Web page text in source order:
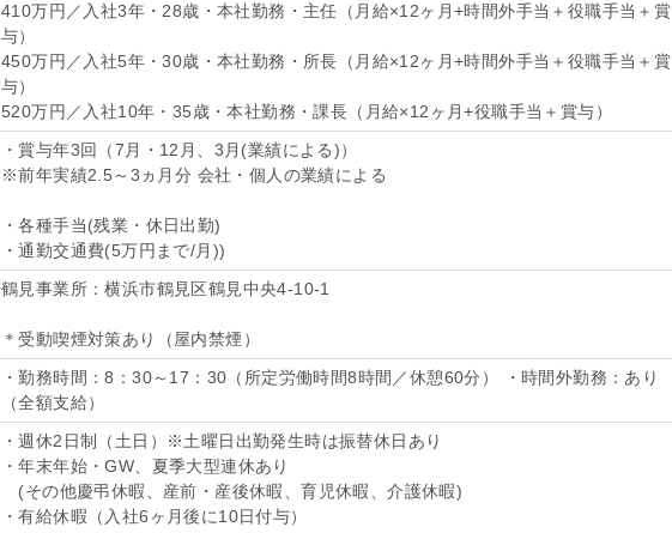
410万円／入社3年・28歳・本社勤務・主任（月給×12ヶ月+時間外手当＋役職手当＋賞
与）
450万円／入社5年・30歳・本社勤務・所長（月給×12ヶ月+時間外手当＋役職手当＋賞
与）
520万円／入社10年・35歳・本社勤務・課長（月給×12ヶ月+役職手当＋賞与）
・賞与年3回（7月・12月、3月(業績による)）
※前年実績2.5～3ヵ月分 会社・個人の業績による
・各種手当(残業・休日出勤)
・通勤交通費(5万円まで/月))
鶴見事業所：横浜市鶴見区鶴見中央4-10-1
＊受動喫煙対策あり（屋内禁煙）
・勤務時間：8：30～17：30（所定労働時間8時間／休憩60分） ・時間外勤務：あり
（全額支給）
・週休2日制（土日）※土曜日出勤発生時は振替休日あり
・年末年始・GW、夏季大型連休あり
(その他慶弔休暇、産前・産後休暇、育児休暇、介護休暇)
・有給休暇（入社6ヶ月後に10日付与）